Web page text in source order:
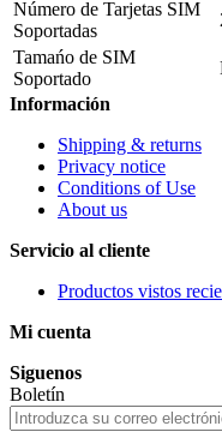
Número de Tarjetas SIM
Soportadas
Tamańo de SIM
Soportado
Información
Shipping & returns
Privacy notice
Conditions of Use
About us
Servicio al cliente
Productos vistos
Mi cuenta
Siguenos
Boletín